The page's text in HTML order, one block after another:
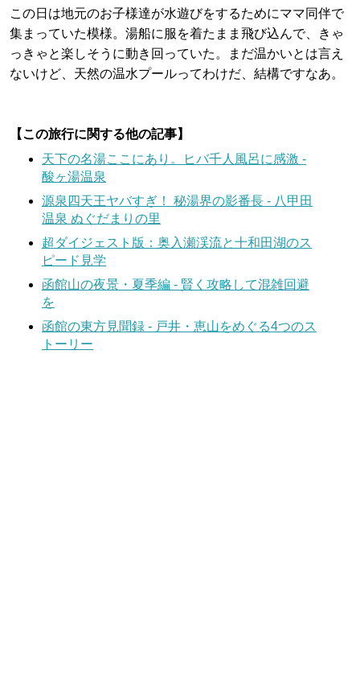
この日は地元のお子様達が水遊びをするためにママ同伴で
集まっていた模様。湯船に服を着たまま飛び込んで、きゃ
っきゃと楽しそうに動き回っていた。まだ温かいとは言え
ないけど、天然の温水プールってわけだ、結構ですなあ。
【この旅行に関する他の記事】
天下の名湯ここにあり。ヒバ千人風呂に感激 -
酸ヶ湯温泉
源泉四天王ヤバすぎ！ 秘湯界の影番長 - 八甲田
温泉 ぬぐだまりの里
超ダイジェスト版：奥入瀬渓流と十和田湖のス
ピード見学
函館山の夜景・夏季編 - 賢く攻略して混雑回避
を
函館の東方見聞録 - 戸井・恵山をめぐる4つのス
トーリー